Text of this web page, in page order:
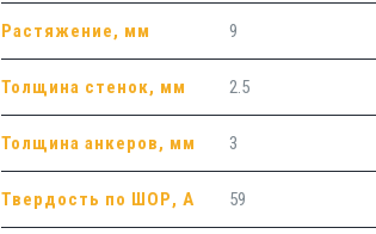
Растяжение, мм 9
Толщина стенок, мм 2.5
Толщина анкеров, мм 3
Твердость по ШОР, А 59